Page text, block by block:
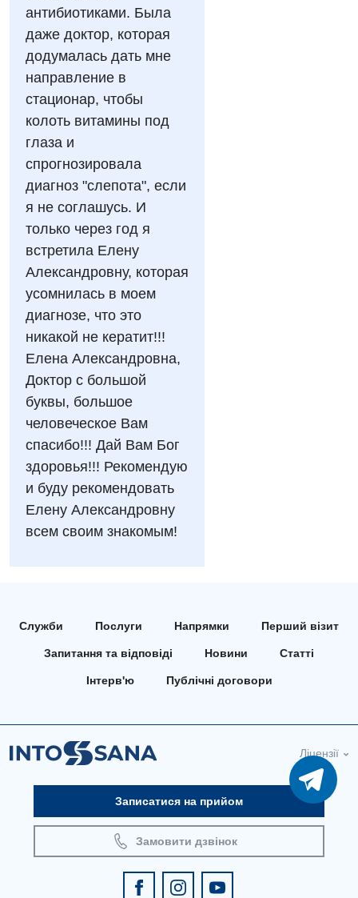
Енциклопедія
Програма лояльності
Відгуки
Відео
Ендоскопічне відділення
Інструментальна діагностика
Рентгенографія
УЗД
Для дорослих
Акушерство і гінекологія
Алергологія, імунологія
Андрологія
Безоплатні послуги
Вакцинація
Гастроентерологія
Гематологія
Дерматовенерологія
Дієтологія
Ендокринологія
Кардіологія
Мамологія
Онкологічне відділлення
Оториноларингологія
Проктологія
Пульмонологія
Терапія
Травматологія і ортопедія
Декларування
Українська
Російська
антибиотиками. Была
даже доктор, которая
додумалась дать мне
направление в
стационар, чтобы
колоть витамины под
глаза и
спрогнозировала
диагноз "слепота", если
я не соглашусь. И
только через год я
встретила Елену
Александровну, которая
усомнилась в моем
диагнозе, что это
никакой не кератит!!!
Елена Александровна,
Доктор с большой
буквы, большое
человеческое Вам
спасибо!!! Дай Вам Бог
здоровья!!! Рекомендую
и буду рекомендовать
Елену Александровну
всем своим знакомым!
Служби Послуги Напрямки Перший візит
Запитання та відповіді Новини Статті
Інтерв'ю Публічні договори
Ліцензії
Записатися на прийом
Замовити дзвінок